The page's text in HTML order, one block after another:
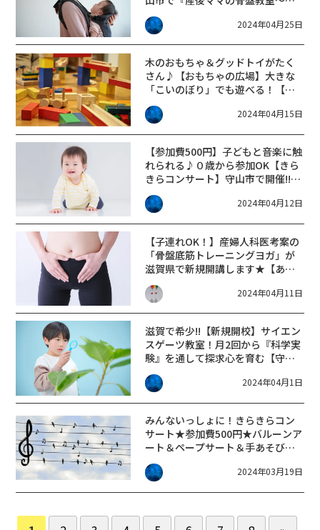
盤の話・体操・抱っこひもの付け
方～』開催♪
2024年04月25日
木のおもちゃ＆グッドトイがたく
さん♪【おもちゃの広場】大きな
「こいのぼり」でも遊べる！【守
山市】
2024年04月15日
【参加費500円】子どもと音楽に触
れられる♪０歳から参加OK【きら
きらコンサート】守山市で開催!!
【6/7】
2024年04月12日
【子連れOK！】産婦人科医考案の
「骨盤底筋トレーニングヨガ」が
滋賀県で新規開講します★【あま
が池プラザ】
2024年04月11日
滋賀で希少!!【新規開校】サイエン
スゲーツ教室！月2回から『科学実
験』を通して探求心を育む【守山
市】
2024年04月1日
みんないっしょに！きらきらコン
サート★参加費500円★バルーンア
ート＆ペープサート＆手あそびな
ど盛りだくさんの45分間♪守山市
【3/29】
2024年03月19日